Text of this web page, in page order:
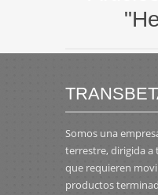
Somos una
terrestre, dirigida a
que requieren
productos